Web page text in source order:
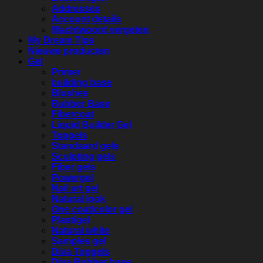
Addresses
Account details
Wachtwoord vergeten
My Dream Tips
Nieuwe producten
Gel
Primer
building base
Blushes
Rubber Base
Fibercoat
Liquid Builder Gel
Topgels
Standaard gels
Sculpting gels
Fiber gels
Powergel
Nail art gel
Natural look
One coat/color gel
Plastigel
Natural white
Samples gel
Diva Topgels